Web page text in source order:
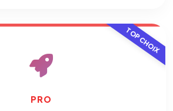
TOP CHOIX
PRO